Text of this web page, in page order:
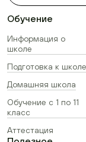
Обучение
Информация о
школе
Подготовка к школе
Домашняя школа
Обучение с 1 по 11
класс
Аттестация